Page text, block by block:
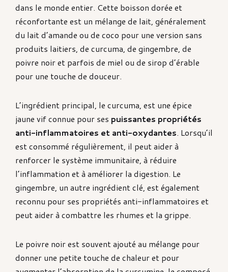
dans le monde entier. Cette boisson dorée et
réconfortante est un mélange de lait, généralement
du lait d’amande ou de coco pour une version sans
produits laitiers, de curcuma, de gingembre, de
poivre noir et parfois de miel ou de sirop d’érable
pour une touche de douceur.
L’ingrédient principal, le curcuma, est une épice
jaune vif connue pour ses puissantes propriétés
anti-inflammatoires et anti-oxydantes. Lorsqu’il
est consommé régulièrement, il peut aider à
renforcer le système immunitaire, à réduire
l’inflammation et à améliorer la digestion. Le
gingembre, un autre ingrédient clé, est également
reconnu pour ses propriétés anti-inflammatoires et
peut aider à combattre les rhumes et la grippe.
Le poivre noir est souvent ajouté au mélange pour
donner une petite touche de chaleur et pour